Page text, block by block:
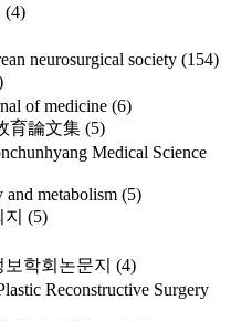
(4)
neurosurgical society (154)
of medicine (6)
育論文集 (5)
Medical Science
metabolism (5)
(5)
학회논문지 (4)
Reconstructive Surgery